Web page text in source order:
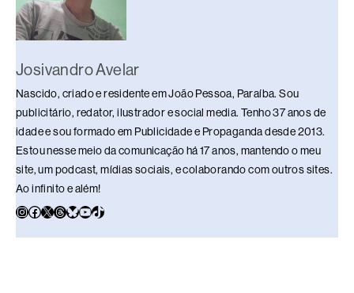
k
Josivandro Avelar
Nascido, criado e residente em João Pessoa, Paraíba. Sou
publicitário, redator, ilustrador e social media. Tenho 37 anos de
idade e sou formado em Publicidade e Propaganda desde 2013.
Estou nesse meio da comunicação há 17 anos, mantendo o meu
site, um podcast, mídias sociais, e colaborando com outros sites.
Ao infinito e além!